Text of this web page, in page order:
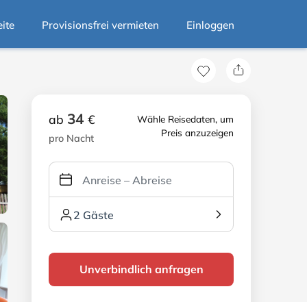
Provisionsfrei vermieten Einloggen
Wähle Reisedaten, um
Preis anzuzeigen
ab 34 €
pro Nacht
2 Gäste
Unverbindlich anfragen